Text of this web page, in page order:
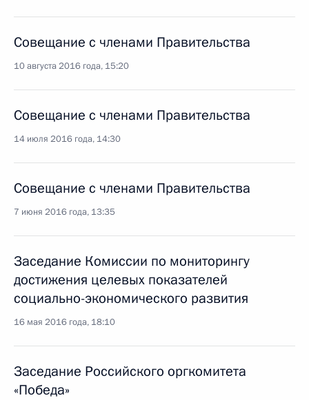
Совещание с членами Правительства
10 августа 2016 года, 15:20
Совещание с членами Правительства
14 июля 2016 года, 14:30
Совещание с членами Правительства
7 июня 2016 года, 13:35
Заседание Комиссии по мониторингу
достижения целевых показателей
социально-экономического развития
16 мая 2016 года, 18:10
Заседание Российского оргкомитета
«Победа»